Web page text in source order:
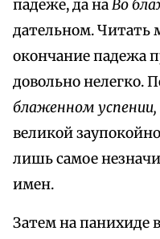
падеже, да наВо
дательном. Читать
окончание падежа
довольно нелегко.
блаженном успении,
великой
лишь самое
имен.
Затем на панихиде